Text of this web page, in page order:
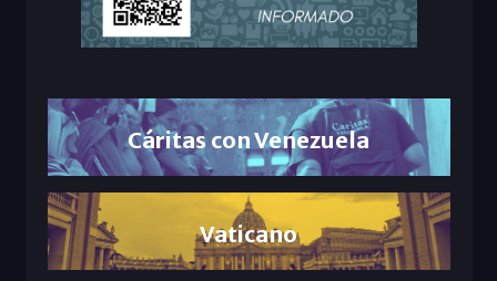
Cáritas con Venezuela
Vaticano